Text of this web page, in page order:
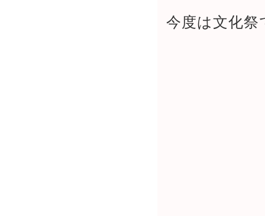
今度は文化